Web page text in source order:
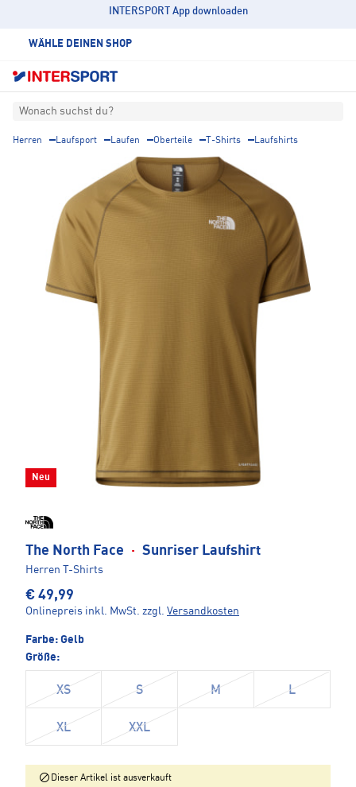
INTERSPORT App downloaden
WÄHLE DEINEN SHOP
Wonach suchst du?
Herren Laufsport Laufen Oberteile T-Shirts Laufshirts
Neu
The North Face · Sunriser Laufshirt
Herren T-Shirts
€ 49,99
Onlinepreis inkl. MwSt. zzgl. Versandkosten
Farbe: Gelb
Größe:
XS S M L
XL XXL
Dieser Artikel ist ausverkauft